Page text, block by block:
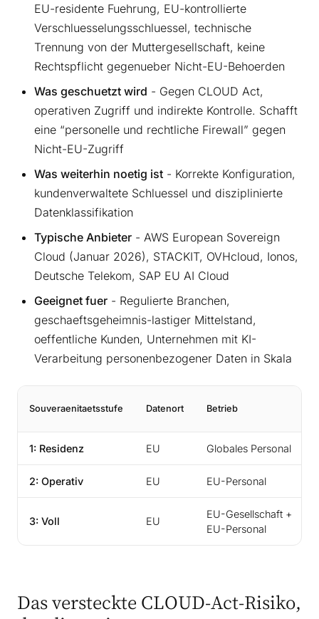
EU-residente Fuehrung, EU-kontrollierte
Verschluesselungsschluessel, technische
Trennung von der Muttergesellschaft, keine
Rechtspflicht gegenueber Nicht-EU-Behoerden
Was geschuetzt wird - Gegen CLOUD Act,
operativen Zugriff und indirekte Kontrolle. Schafft
eine “personelle und rechtliche Firewall” gegen
Nicht-EU-Zugriff
Was weiterhin noetig ist - Korrekte Konfiguration,
kundenverwaltete Schluessel und disziplinierte
Datenklassifikation
Typische Anbieter - AWS European Sovereign
Cloud (Januar 2026), STACKIT, OVHcloud, Ionos,
Deutsche Telekom, SAP EU AI Cloud
Geeignet fuer - Regulierte Branchen,
geschaeftsgeheimnis-lastiger Mittelstand,
oeffentliche Kunden, Unternehmen mit KI-
Verarbeitung personenbezogener Daten in Skala
Souveraenitaetsstufe Datenort Betrieb
1: Residenz EU Globales Personal
2: Operativ EU EU-Personal
3: Voll EU
EU-Gesellschaft +
EU-Personal
Das versteckte CLOUD-Act-Risiko,